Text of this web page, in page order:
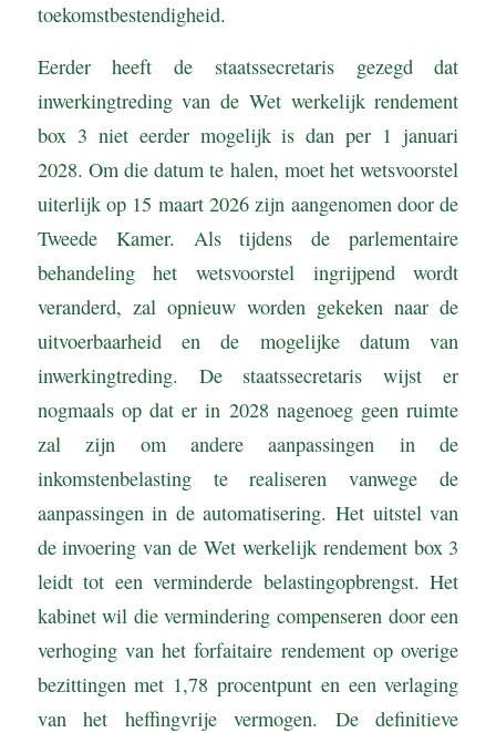
toekomstbestendigheid.
Eerder heeft de staatssecretaris gezegd dat
inwerkingtreding van de Wet werkelijk rendement
box 3 niet eerder mogelijk is dan per 1 januari
2028. Om die datum te halen, moet het wetsvoorstel
uiterlijk op 15 maart 2026 zijn aangenomen door de
Tweede Kamer. Als tijdens de parlementaire
behandeling het wetsvoorstel ingrijpend wordt
veranderd, zal opnieuw worden gekeken naar de
uitvoerbaarheid en de mogelijke datum van
inwerkingtreding. De staatssecretaris wijst er
nogmaals op dat er in 2028 nagenoeg geen ruimte
zal zijn om andere aanpassingen in de
inkomstenbelasting te realiseren vanwege de
aanpassingen in de automatisering. Het uitstel van
de invoering van de Wet werkelijk rendement box 3
leidt tot een verminderde belastingopbrengst. Het
kabinet wil die vermindering compenseren door een
verhoging van het forfaitaire rendement op overige
bezittingen met 1,78 procentpunt en een verlaging
van het heffingvrije vermogen. De definitieve